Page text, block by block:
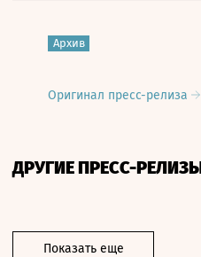
Архив
Оригинал пресс-релиза
ДРУГИЕ ПРЕСС-
Показать еще